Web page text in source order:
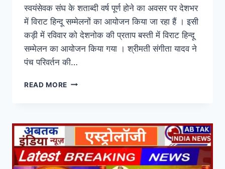
स्वयंसेवक संघ के शताब्दी वर्ष पूर्ण होने का अवसर पर देशभर
में विराट हिन्दू सम्मेलनों का आयोजन किया जा रहा हैं । इसी
कड़ी में रविवार को देशनोक की प्रताप बस्ती में विराट हिन्दू
सम्मेलन का आयोजन किया गया । श्रीमती संगीता यादव ने
पंच परिवर्तन की…
READ MORE